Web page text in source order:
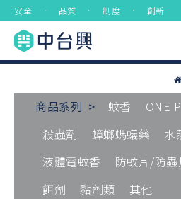
安全 ． 品質 ． 制度 ． 創新
商品系列 > 蚊香
ONE
殺蟲劑
蟑螂螞蟻藥
水
液體電蚊香
防蚊片/防蟲
餌劑
黏劑類 其他